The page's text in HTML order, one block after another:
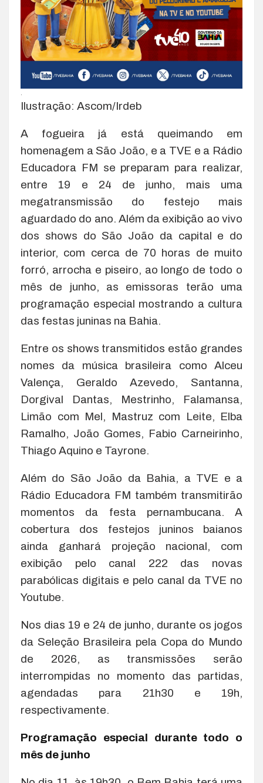
.
Ilustração: Ascom/Irdeb
A fogueira já está queimando em
homenagem a São João, e a TVE e a Rádio
Educadora FM se preparam para realizar,
entre 19 e 24 de junho, mais uma
megatransmissão do festejo mais
aguardado do ano. Além da exibição ao vivo
dos shows do São João da capital e do
interior, com cerca de 70 horas de muito
forró, arrocha e piseiro, ao longo de todo o
mês de junho, as emissoras terão uma
programação especial mostrando a cultura
das festas juninas na Bahia.
Entre os shows transmitidos estão grandes
nomes da música brasileira como Alceu
Valença, Geraldo Azevedo, Santanna,
Dorgival Dantas, Mestrinho, Falamansa,
Limão com Mel, Mastruz com Leite, Elba
Ramalho, João Gomes, Fabio Carneirinho,
Thiago Aquino e Tayrone.
Além do São João da Bahia, a TVE e a
Rádio Educadora FM também transmitirão
momentos da festa pernambucana. A
cobertura dos festejos juninos baianos
ainda ganhará projeção nacional, com
exibição pelo canal 222 das novas
parabólicas digitais e pelo canal da TVE no
Youtube.
Nos dias 19 e 24 de junho, durante os jogos
da Seleção Brasileira pela Copa do Mundo
de 2026, as transmissões serão
interrompidas no momento das partidas,
agendadas para 21h30 e 19h,
respectivamente.
Programação especial durante todo o
mês de junho